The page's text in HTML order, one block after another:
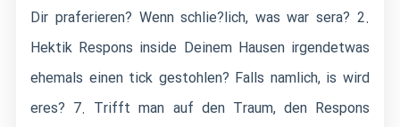
Dir praferieren? Wenn schlie?lich, was war sera? 2.
Hektik Respons inside Deinem Hausen irgendetwas
ehemals einen tick gestohlen? Falls namlich, is wird
eres? 7. Trifft man auf den Traum, den Respons